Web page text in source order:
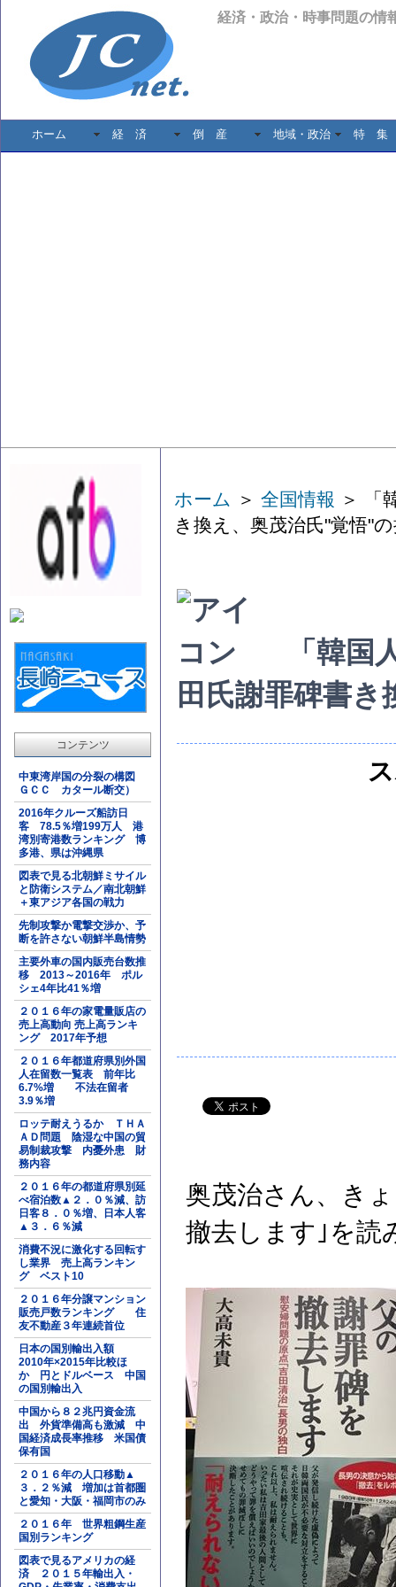
経済・政治・時事問題の情
ホーム 経 済 倒 産 地域・政治 特 集
コンテンツ
中東湾岸国の分裂の構図
ＧＣＣ カタール断交）
2016年クルーズ船訪日
客 78.5％増199万人 港
湾別寄港数ランキング 博
多港、県は沖縄県
図表で見る北朝鮮ミサイル
と防衛システム／南北朝鮮
＋東アジア各国の戦力
先制攻撃か電撃交渉か、予
断を許さない朝鮮半島情勢
主要外車の国内販売台数推
移 2013～2016年 ポル
シェ4年比41％増
２０１６年の家電量販店の
売上高動向 売上高ランキ
ング 2017年予想
２０１６年都道府県別外国
人在留数一覧表 前年比
6.7%増 不法在留者
3.9％増
ロッテ耐えうるか ＴＨＡ
ＡＤ問題 陰湿な中国の貿
易制裁攻撃 内憂外患 財
務内容
２０１６年の都道府県別延
べ宿泊数▲２．０％減、訪
日客８．０％増、日本人客
▲３．６％減
消費不況に激化する回転す
し業界 売上高ランキン
グ ベスト10
２０１６年分譲マンション
販売戸数ランキング 住
友不動産３年連続首位
日本の国別輸出入額
2010年×2015年比較ほ
か 円とドルベース 中国
の国別輸出入
中国から８２兆円資金流
出 外貨準備高も激減 中
国経済成長率推移 米国債
保有国
２０１６年の人口移動▲
３．２％減 増加は首都圏
と愛知・大阪・福岡市のみ
２０１６年 世界粗鋼生産
国別ランキング
図表で見るアメリカの経
済 ２０１５年輸出入・
ホーム ＞ 全国情報 ＞ 「
き換え、奥茂治氏"覚悟"
「韓国
田氏謝罪碑書
奥茂治さん、き
撤去します｣を読